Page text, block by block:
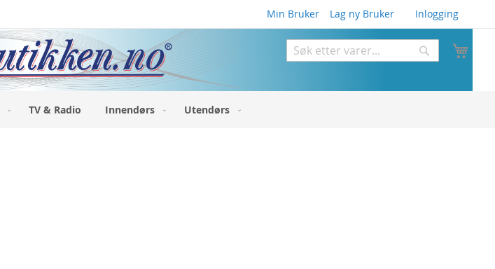
Min Bruker Inlogging
Lag ny Bruker
Søk
TV & Radio Innendørs Utendørs